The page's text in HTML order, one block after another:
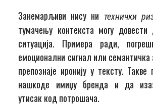
Занемарљиви нису ни технички
тумачењу контекста могу довести
ситуација. Примера ради,
емоционални сигнал или семантичка
препознаје иронију у тексту.
нашкоде имиџу бренда и да
утисак код потрошача.